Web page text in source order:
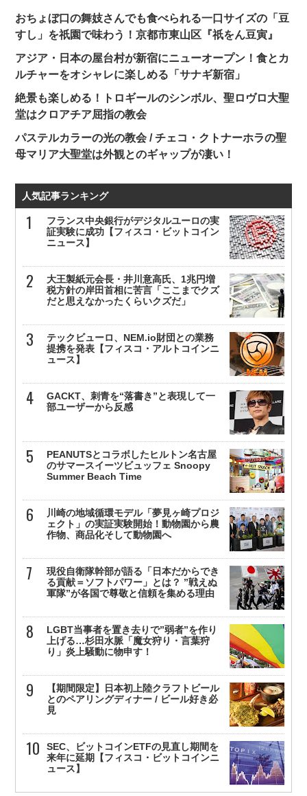
おちょぼ口の舞妓さんでも食べられる一口サイズの「豆
すし」を祇園で味わう！京都市東山区『祇をん豆寅』
アジア・日本の屋台村が新宿にニューオープン！食とカ
ルチャーをオシャレに楽しめる「サナギ新宿」
絶景も楽しめる！トロギールのシンボル、聖ロヴロ大聖
堂はクロアチア屈指の教会
パステルカラーの光の教会 / チェコ・クトナーホラの聖
母マリア大聖堂は外観とのギャップが凄い！
人気記事ランキング
フランス中央銀行がデジタルユーロの実
証実験に成功【フィスコ・ビットコイン
ニュース】
大王製紙元会長・井川意高氏、1兆円増
税方針の岸田首相に苦言「ここまでクズ
だと思えなかったくらいクズだ」
テックビューロ、NEM.io財団との業務
提携を発表【フィスコ・アルトコインニ
ュース】
GACKT、刺青を“落書き”と表現して一
部ユーザーから反感
PEANUTSとコラボしたヒルトン名古屋
のサマースイーツビュッフェ Snoopy
Summer Beach Time
川崎の地域循環モデル「夢見ヶ崎プロジ
ェクト」の実証実験開始！動物園から農
作物、商品化そして動物園へ
現役自衛隊幹部が語る「日本だからでき
る貢献＝ソフトパワー」とは？ ”戦えぬ
軍隊”が各国で尊敬と信頼を集める理由
LGBT当事者を置き去りで”弱者”を作り
上げる…杉田水脈「魔女狩り・言葉狩
り」炎上騒動に物申す！
【期間限定】日本初上陸クラフトビール
とのペアリングディナー / ビール好き必
見
SEC、ビットコインETFの見直し期間を
来年に延期【フィスコ・ビットコインニ
ュース】